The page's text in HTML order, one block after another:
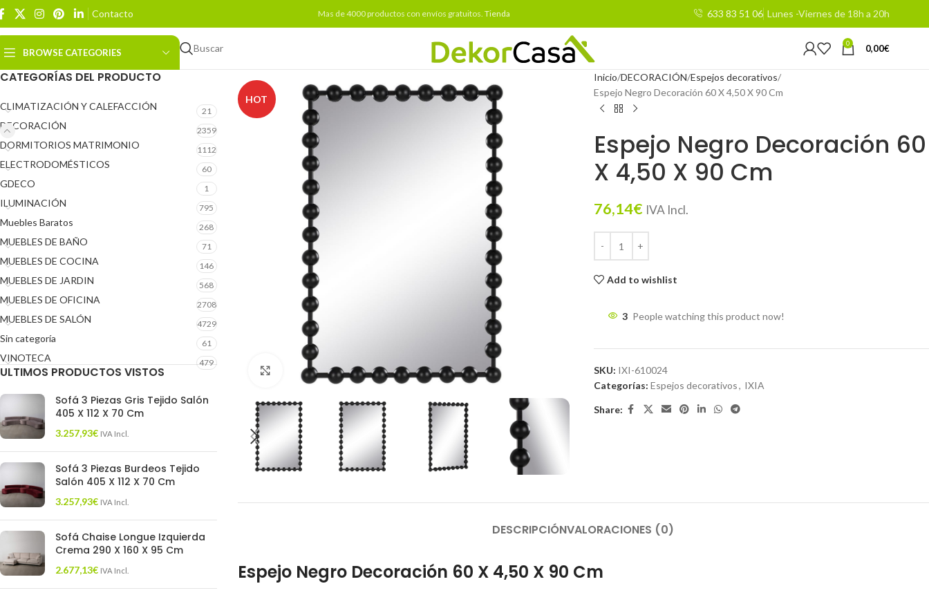
Contacto Mas de 4000 productos con envíos gratuitos. Tienda 633 83 51 06 Lunes -Viernes de 18h a 20h
BROWSE CATEGORIES Buscar 0 0,00€
CATEGORÍAS DEL PRODUCTO
CLIMATIZACIÓN Y CALEFACCIÓN 21
DECORACIÓN 2359
DORMITORIOS MATRIMONIO 1112
ELECTRODOMÉSTICOS 60
GDECO 1
ILUMINACIÓN 795
Muebles Baratos 268
MUEBLES DE BAÑO 71
MUEBLES DE COCINA 146
MUEBLES DE JARDIN 568
MUEBLES DE OFICINA 2708
MUEBLES DE SALÓN 4729
Sin categoría 61
VINOTECA 479
ULTIMOS PRODUCTOS VISTOS
Sofá 3 Piezas Gris Tejido Salón
405 X 112 X 70 Cm
3.257,93€ IVA Incl.
Sofá 3 Piezas Burdeos Tejido
Salón 405 X 112 X 70 Cm
3.257,93€ IVA Incl.
Sofá Chaise Longue Izquierda
Crema 290 X 160 X 95 Cm
2.677,13€ IVA Incl.
HOT
Click to enlarge
Inicio DECORACIÓN Espejos decorativos
Espejo Negro Decoración 60 X 4,50 X 90 Cm
Espejo Negro Decoración 60
X 4,50 X 90 Cm
76,14€ IVA Incl.
Add to wishlist
3 People watching this product now!
SKU: IXI-610024
Categorías: Espejos decorativos, IXIA
Share:
DESCRIPCIÓNVALORACIONES (0)
Espejo Negro Decoración 60 X 4,50 X 90 Cm